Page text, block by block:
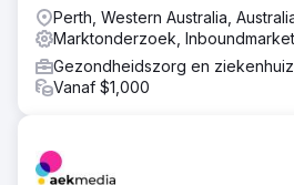
Perth, Western Australia,
Marktonderzoek,
Gezondheidszorg en
Vanaf $1,000